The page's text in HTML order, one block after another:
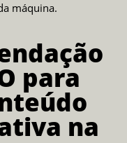
máquina.
para
na